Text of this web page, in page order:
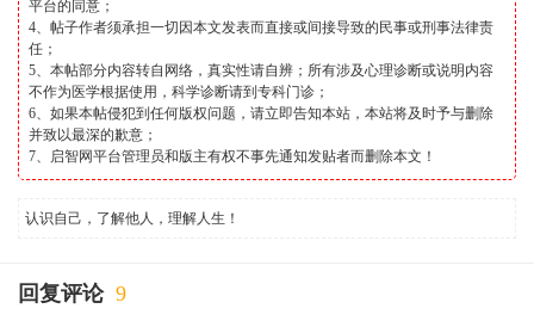
平台的同意；
4、帖子作者须承担一切因本文发表而直接或间接导致的民事或刑事法律责
任；
5、本帖部分内容转自网络，真实性请自辨；所有涉及心理诊断或说明内容
不作为医学根据使用，科学诊断请到专科门诊；
6、如果本帖侵犯到任何版权问题，请立即告知本站，本站将及时予与删除
并致以最深的歉意；
7、启智网平台管理员和版主有权不事先通知发贴者而删除本文！
认识自己，了解他人，理解人生！
回复评论 9